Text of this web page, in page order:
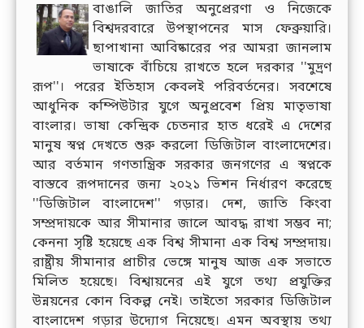
বাঙালি জাতির অনুপ্রেরণা ও নিজেকে
বিশ্বদরবারে উপস্থাপনের মাস ফেব্রুয়ারি।
ছাপাখানা আবিষ্কারের পর আমরা জানলাম
ভাষাকে বাঁচিয়ে রাখতে হলে দরকার ''মুদ্রণ
রূপ''। পরের ইতিহাস কেবলই পরিবর্তনের। সবশেষে
আধুনিক কম্পিউটার যুগে অনুপ্রবেশ প্রিয় মাতৃভাষা
বাংলার। ভাষা কেন্দ্রিক চেতনার হাত ধরেই এ দেশের
মানুষ স্বপ্ন দেখতে শুরু করলো ডিজিটাল বাংলাদেশের।
আর বর্তমান গণতান্ত্রিক সরকার জনগণের এ স্বপ্নকে
বাস্তবে রূপদানের জন্য ২০২১ ভিশন নির্ধারণ করেছে
''ডিজিটাল বাংলাদেশ'' গড়ার। দেশ, জাতি কিংবা
সম্প্রদায়কে আর সীমানার জালে আবদ্ধ রাখা সম্ভব না;
কেননা সৃষ্টি হয়েছে এক বিশ্ব সীমানা এক বিশ্ব সম্প্রদায়।
রাষ্ট্রীয় সীমানার প্রাচীর ভেঙ্গে মানুষ আজ এক সভাতে
মিলিত হয়েছে। বিশ্বায়নের এই যুগে তথ্য প্রযুক্তির
উন্নয়নের কোন বিকল্প নেই। তাইতো সরকার ডিজিটাল
বাংলাদেশ গড়ার উদ্যোগ নিয়েছে। এমন অবস্থায় তথ্য